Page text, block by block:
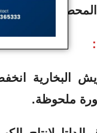
تحسنًا
البخارية
ملحوظة.